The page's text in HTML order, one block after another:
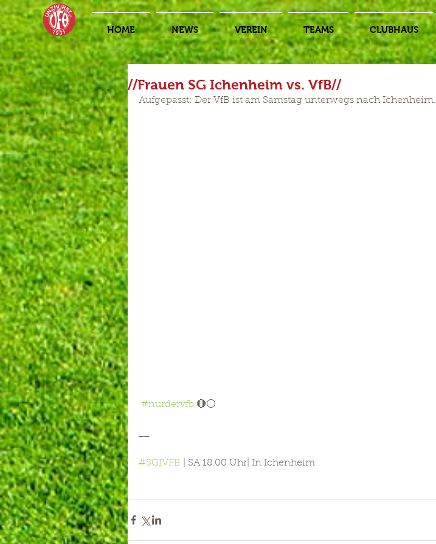
HOME NEWS VEREIN TEAMS CLUBHAUS
//Frauen SG Ichenheim vs. VfB//
Aufgepasst: Der VfB ist am Samstag unterwegs nach Ichenheim.
#nurdervfb 🔴⚪
#SGIVFB | SA 18.00 Uhr| In Ichenheim